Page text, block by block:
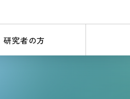
研究者の方